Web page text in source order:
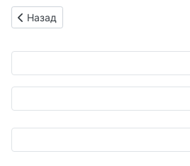
Предыдущий: Renault Grand
Назад